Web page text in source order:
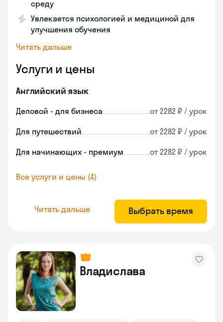
среду
Увлекается психологией и медициной для
улучшения обучения
Читать дальше
Услуги и цены
Английский язык
Деловой - для бизнеса от 2282 ₽ / урок
Для путешествий от 2282 ₽ / урок
Для начинающих - премиум от 2282 ₽ / урок
Все услуги и цены (4)
Читать дальше Выбрать время
Владислава